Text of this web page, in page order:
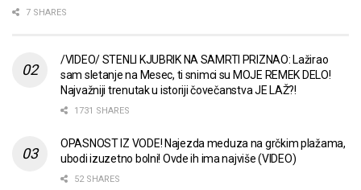
7 SHARES
/VIDEO/ STENLI KJUBRIK NA SAMRTI PRIZNAO: Lažirao
sam sletanje na Mesec, ti snimci su MOJE REMEK DELO!
Najvažniji trenutak u istoriji čovečanstva JE LAŽ?!
1731 SHARES
OPASNOST IZ VODE! Najezda meduza na grčkim plažama,
ubodi izuzetno bolni! Ovde ih ima najviše (VIDEO)
52 SHARES